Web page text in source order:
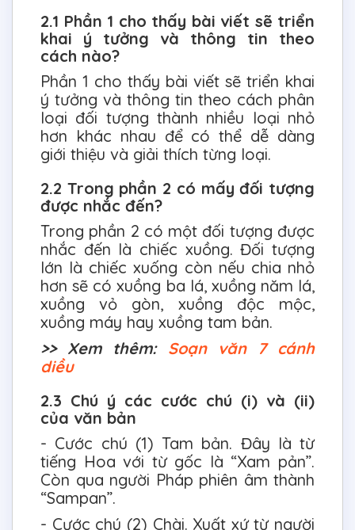
2.1 Phần 1 cho thấy bài viết sẽ triển
khai ý tưởng và thông tin theo
cách nào?
Phần 1 cho thấy bài viết sẽ triển khai
ý tưởng và thông tin theo cách phân
loại đối tượng thành nhiều loại nhỏ
hơn khác nhau để có thể dễ dàng
giới thiệu và giải thích từng loại.
2.2 Trong phần 2 có mấy đối tượng
được nhắc đến?
Trong phần 2 có một đối tượng được
nhắc đến là chiếc xuồng. Đối tượng
lớn là chiếc xuống còn nếu chia nhỏ
hơn sẽ có xuồng ba lá, xuồng năm lá,
xuồng vỏ gòn, xuồng độc mộc,
xuồng máy hay xuồng tam bản.
>> Xem thêm: Soạn văn 7 cánh
diều
2.3 Chú ý các cước chú (i) và (ii)
của văn bản
- Cước chú (1) Tam bản. Đây là từ
tiếng Hoa với từ gốc là “Xam pản”.
Còn qua người Pháp phiên âm thành
“Sampan”.
- Cước chú (2) Chài. Xuất xứ từ người